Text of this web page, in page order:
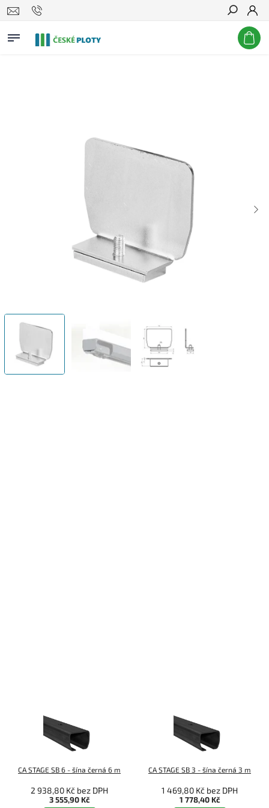
CA STAGE SB 6 - šína černá 6 m
2 938,80 Kč bez DPH
3 555,90 Kč
CA STAGE SB 3 - šína černá 3 m
1 469,80 Kč bez DPH
1 778,40 Kč